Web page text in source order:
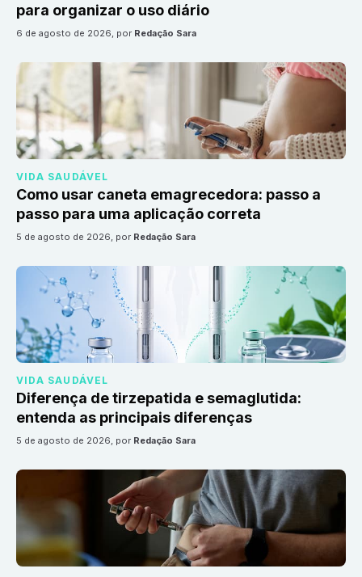
para organizar o uso diário
6 de agosto de 2026, por Redação Sara
VIDA SAUDÁVEL
Como usar caneta emagrecedora: passo a
passo para uma aplicação correta
5 de agosto de 2026, por Redação Sara
VIDA SAUDÁVEL
Diferença de tirzepatida e semaglutida:
entenda as principais diferenças
5 de agosto de 2026, por Redação Sara